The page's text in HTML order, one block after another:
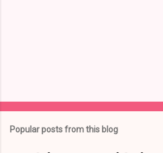
Popular posts from this blog